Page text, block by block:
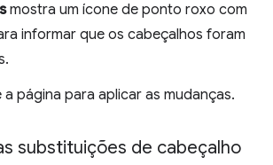
mostra um ícone de ponto roxo com
informar que os cabeçalhos foram
a página para aplicar as mudanças.
substituições de cabeçalho